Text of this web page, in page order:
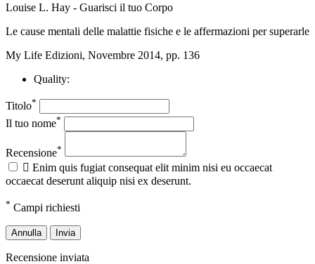
Louise L. Hay - Guarisci il tuo Corpo
Le cause mentali delle malattie fisiche e le affermazioni per superarle
My Life Edizioni, Novembre 2014, pp. 136
Quality:
Titolo*
Il tuo nome*
Recensione*
 Enim quis fugiat consequat elit minim nisi eu occaecat
occaecat deserunt aliquip nisi ex deserunt.
* Campi richiesti
Annulla Invia
Recensione inviata